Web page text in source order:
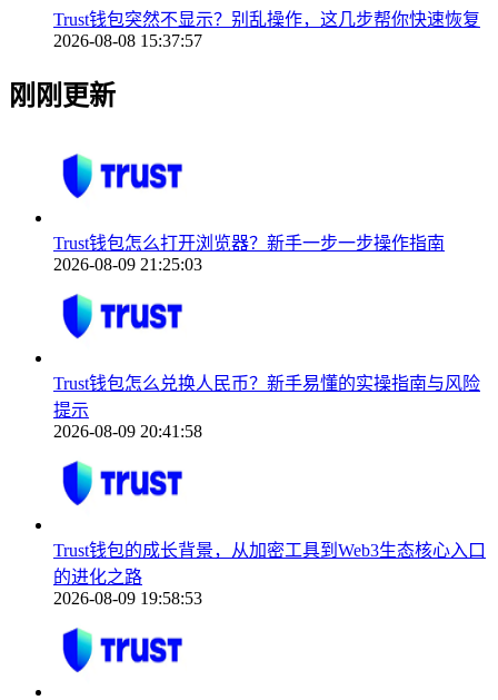
Trust钱包突然不显示？别乱操作，这几步帮你快速恢复
2026-08-08 15:37:57
刚刚更新
Trust钱包怎么打开浏览器？新手一步一步操作指南
2026-08-09 21:25:03
Trust钱包怎么兑换人民币？新手易懂的实操指南与风险
提示
2026-08-09 20:41:58
Trust钱包的成长背景，从加密工具到Web3生态核心入口
的进化之路
2026-08-09 19:58:53